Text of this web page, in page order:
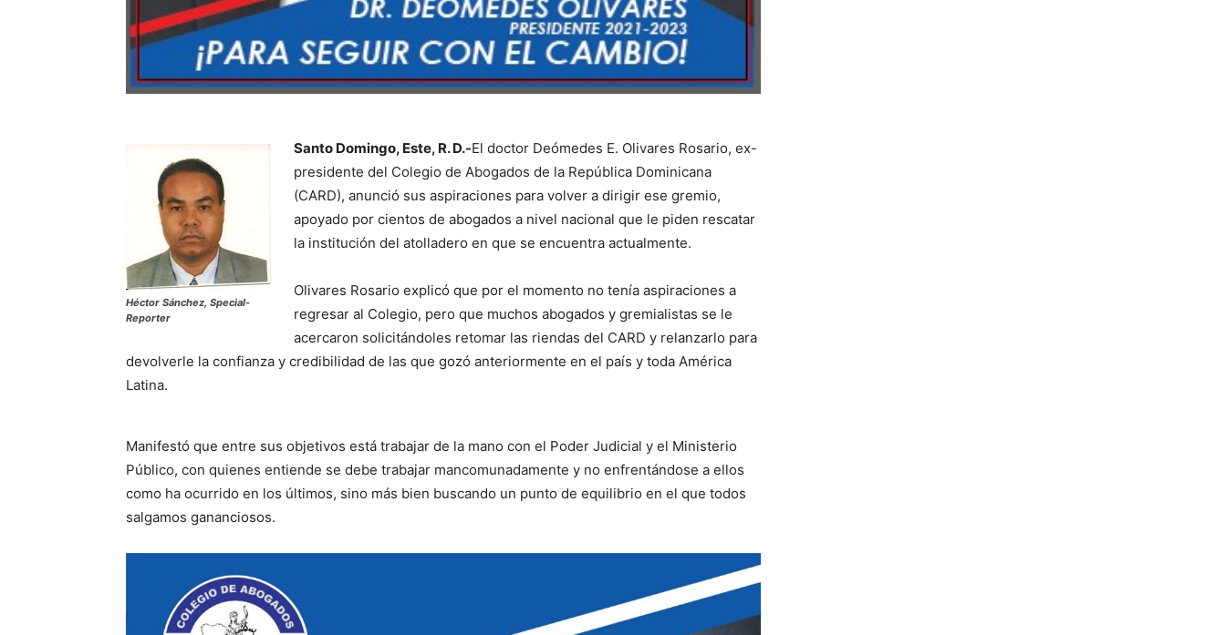
Héctor Sánchez, Special-
Reporter
Santo Domingo, Este, R. D.-El doctor Deómedes E. Olivares Rosario, ex-
presidente del Colegio de Abogados de la República Dominicana
(CARD), anunció sus aspiraciones para volver a dirigir ese gremio,
apoyado por cientos de abogados a nivel nacional que le piden rescatar
la institución del atolladero en que se encuentra actualmente.
Olivares Rosario explicó que por el momento no tenía aspiraciones a
regresar al Colegio, pero que muchos abogados y gremialistas se le
acercaron solicitándoles retomar las riendas del CARD y relanzarlo para
devolverle la confianza y credibilidad de las que gozó anteriormente en el país y toda América
Latina.
Manifestó que entre sus objetivos está trabajar de la mano con el Poder Judicial y el Ministerio
Público, con quienes entiende se debe trabajar mancomunadamente y no enfrentándose a ellos
como ha ocurrido en los últimos, sino más bien buscando un punto de equilibrio en el que todos
salgamos gananciosos.